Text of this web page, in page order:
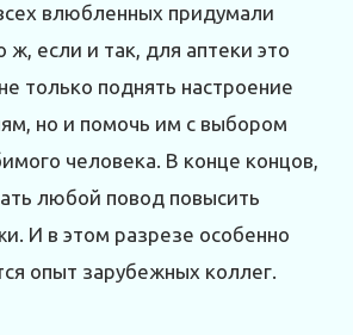
влюбленных придумали
ж, если и так, для аптеки это
только поднять настроение
но и помочь им с выбором
человека. В конце концов,
любой повод повысить
И в этом разрезе особенно
опыт зарубежных коллег.